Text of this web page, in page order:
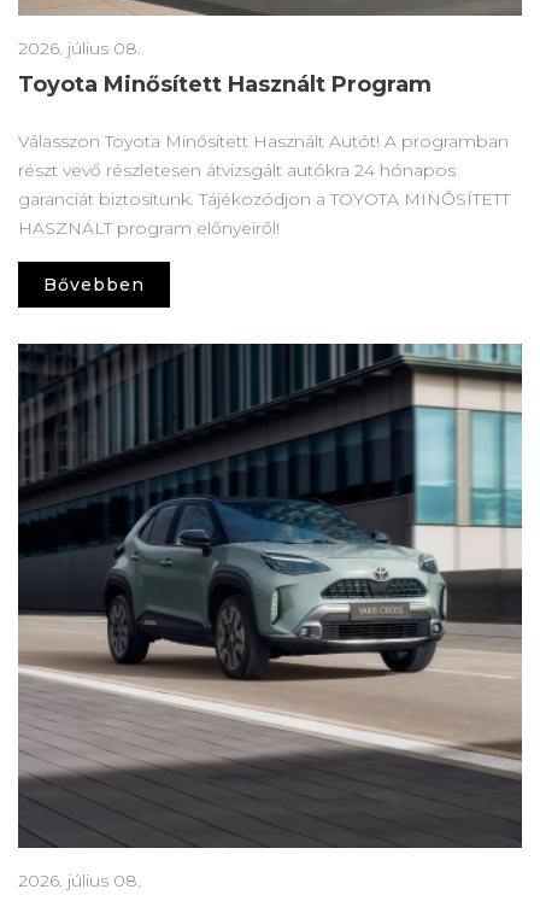
2026. július 08.
Toyota Minősített Használt Program
Válasszon Toyota Minősített Használt Autót! A programban
részt vevő részletesen átvizsgált autókra 24 hónapos
garanciát biztosítunk. Tájékozódjon a TOYOTA MINŐSÍTETT
HASZNÁLT program előnyeiről!
Bővebben
2026. július 08.